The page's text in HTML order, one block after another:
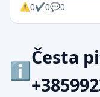
0 0 0
Česta